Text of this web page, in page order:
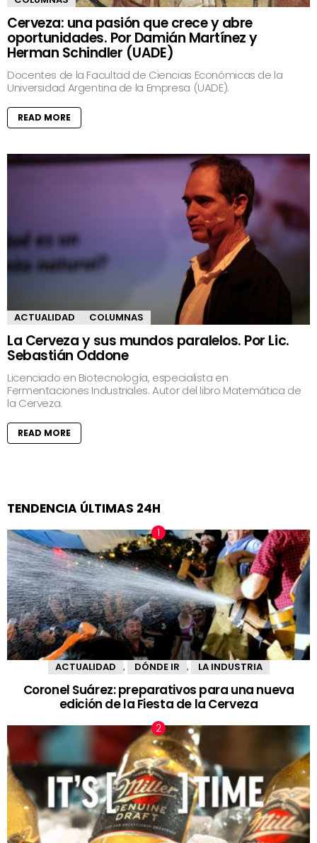
Cerveza: una pasión que crece y abre
oportunidades. Por Damián Martínez y
Herman Schindler (UADE)
Docentes de la Facultad de Ciencias Económicas de la
Universidad Argentina de la Empresa (UADE).
READ MORE
ACTUALIDAD COLUMNAS
La Cerveza y sus mundos paralelos. Por Lic.
Sebastián Oddone
Licenciado en Biotecnología, especialista en
Fermentaciones Industriales. Autor del libro Matemática de
la Cerveza.
READ MORE
TENDENCIA ÚLTIMAS 24H
ACTUALIDAD DÓNDE IR LA INDUSTRIA
Coronel Suárez: preparativos para una nueva
edición de la Fiesta de la Cerveza